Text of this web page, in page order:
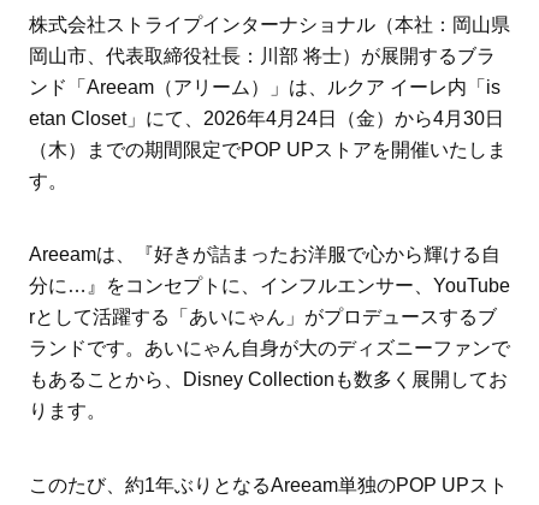
株式会社ストライプインターナショナル（本社：岡山県
岡山市、代表取締役社長：川部 将士）が展開するブラ
ンド「Areeam（アリーム）」は、ルクア イーレ内「is
etan Closet」にて、2026年4月24日（金）から4月30日
（木）までの期間限定でPOP UPストアを開催いたしま
す。
Areeamは、『好きが詰まったお洋服で心から輝ける自
分に…』をコンセプトに、インフルエンサー、YouTube
rとして活躍する「あいにゃん」がプロデュースするブ
ランドです。あいにゃん自身が大のディズニーファンで
もあることから、Disney Collectionも数多く展開してお
ります。
このたび、約1年ぶりとなるAreeam単独のPOP UPスト